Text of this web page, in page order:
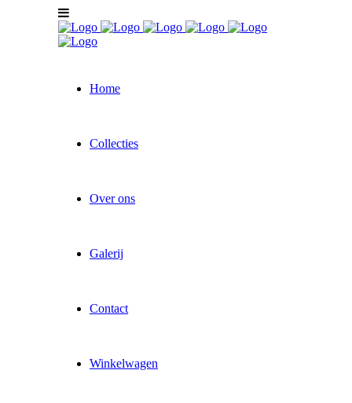
Home
Collecties
Over ons
Galerij
Contact
Winkelwagen